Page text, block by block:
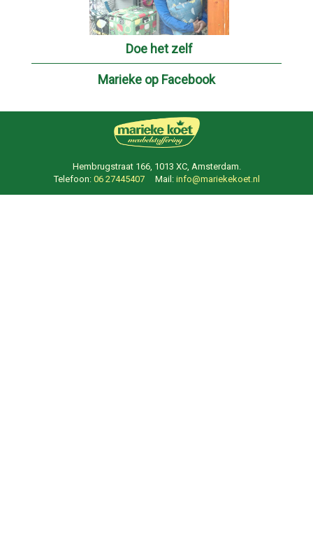
Doe het zelf
Marieke op Facebook
Hembrugstraat 166, 1013 XC, Amsterdam.
Telefoon:06 27445407Mail:info@mariekekoet.nl